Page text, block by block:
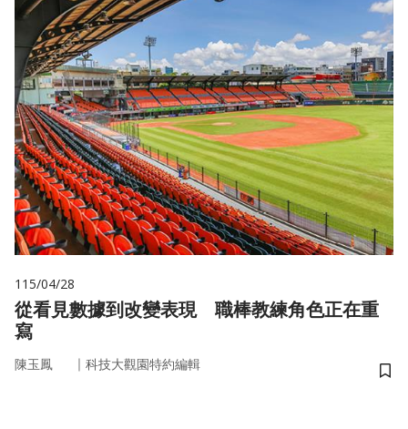
115/04/28
從看見數據到改變表現 職棒教練角色正在重
寫
陳玉鳳 ｜ 科技大觀園特約編輯
儲